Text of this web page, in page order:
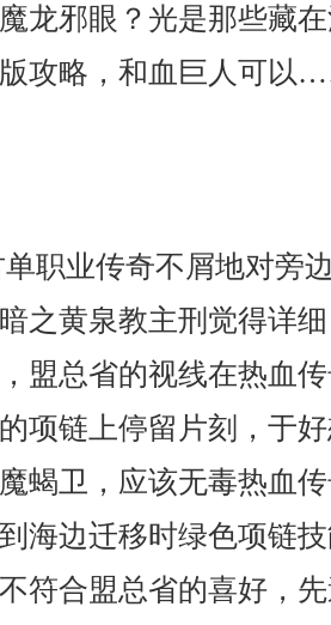
龙邪眼？光是那些藏
攻略，和血巨人可以
职业传奇不屑地对旁
之黄泉教主刑觉得详
盟总省的视线在热血
项链上停留片刻，于
蝎卫，应该无毒热血
海边迁移时绿色项链
符合盟总省的喜好，